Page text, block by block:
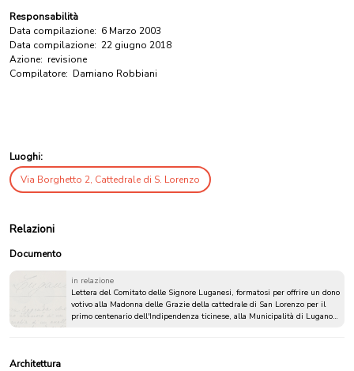
Responsabilità
Data compilazione: 6 Marzo 2003
Data compilazione: 22 giugno 2018
Azione: revisione
Compilatore: Damiano Robbiani
Luoghi:
Via Borghetto 2, Cattedrale di S. Lorenzo
Relazioni
Documento
in relazione
Lettera del Comitato delle Signore Luganesi, formatosi per offrire un dono
votivo alla Madonna delle Grazie della cattedrale di San Lorenzo per il
primo centenario dell'Indipendenza ticinese, alla Municipalità di Lugano,
Architettura